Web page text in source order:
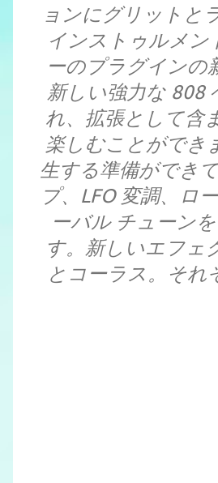
ョンにグリットと
インストゥルメン
ーのプラグインの
新しい強力な 808
れ、拡張として含
楽しむことができ
生する準備ができ
プ、LFO 変調、ロ
ーバル チューン
す。新しいエフェ
とコーラス。それ